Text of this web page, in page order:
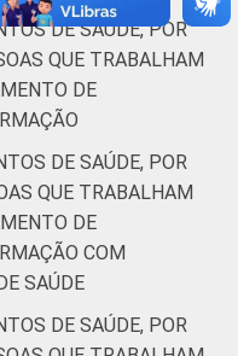
DE SAÚDE, POR
QUE TRABALHAM
DE
DE SAÚDE, POR
QUE TRABALHAM
DE
COM
SAÚDE
DE SAÚDE, POR